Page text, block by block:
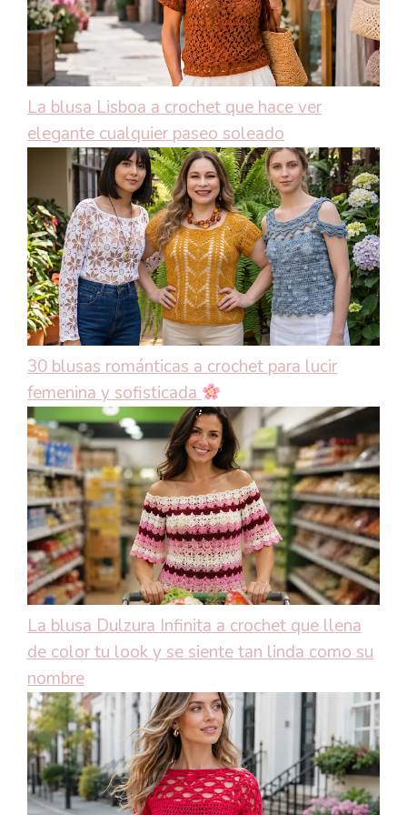
La blusa Lisboa a crochet que hace ver
elegante cualquier paseo soleado
30 blusas románticas a crochet para lucir
femenina y sofisticada
La blusa Dulzura Infinita a crochet que llena
de color tu look y se siente tan linda como su
nombre